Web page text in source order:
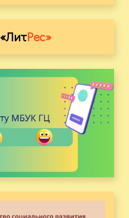
«ЛитРес»